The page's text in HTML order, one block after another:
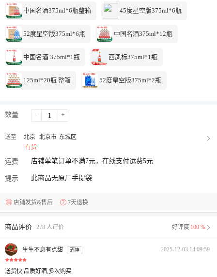
中国名酒375ml*6瓶整箱 45度星空版375ml*6瓶
52度星空版375ml*6瓶 中国名酒375ml*12瓶
中国名酒 375ml*1瓶 西凤标375ml*1瓶
125ml*20瓶 整箱 52度星空版375ml*2瓶
数量 - +
送至 北京 北京市 东城区
有货
运费 店铺单笔订单不满7元，在线支付运费5元
提示 此商品无原厂手提袋
店铺发货&售后 7天退换
好评度 100 %
商品评价 278 人评价
2025-12-03 14:09:59
生生不息有点甜 酒神
送货快,品质好酒,多次购买